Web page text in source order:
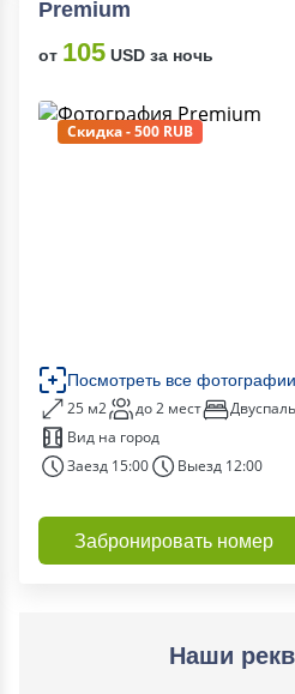
Premium
от 105 USD за ночь
Скидка - 500 RUB
Посмотреть все фотографии
25 м2 до 2 мест
Вид на город
Заезд 15:00
Выезд 12:00
Забронировать номер
Наши